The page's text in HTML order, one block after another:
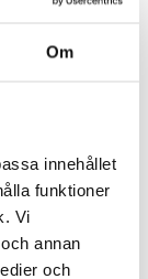
Om
innehållet
funktioner
Vi
annan
och